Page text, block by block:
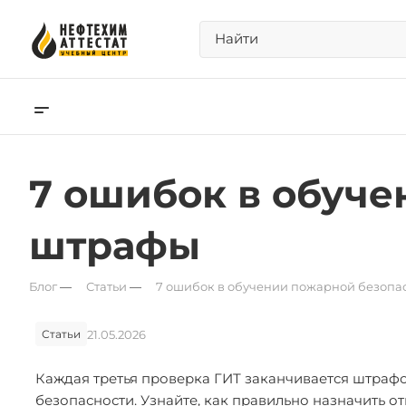
7 ошибок в
штрафы
Блог— Статьи — 7 ошибок в обучении пожарной
Статьи 21.05.2026
Каждая третья проверка ГИТ заканчивается
безопасности. Узнайте, как правильно назначить